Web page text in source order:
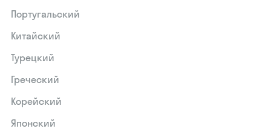
Португальский
Китайский
Турецкий
Греческий
Корейский
Японский